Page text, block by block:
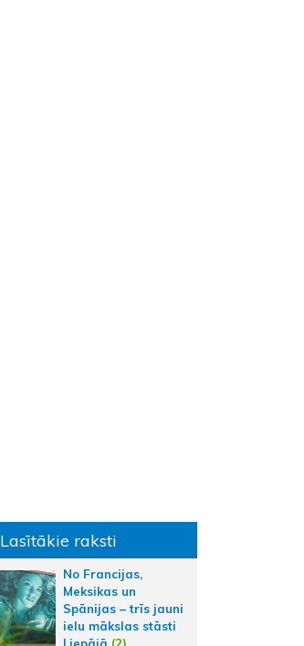
Lasītākie raksti
No Francijas,
Meksikas un
Spānijas – trīs jauni
ielu mākslas stāsti